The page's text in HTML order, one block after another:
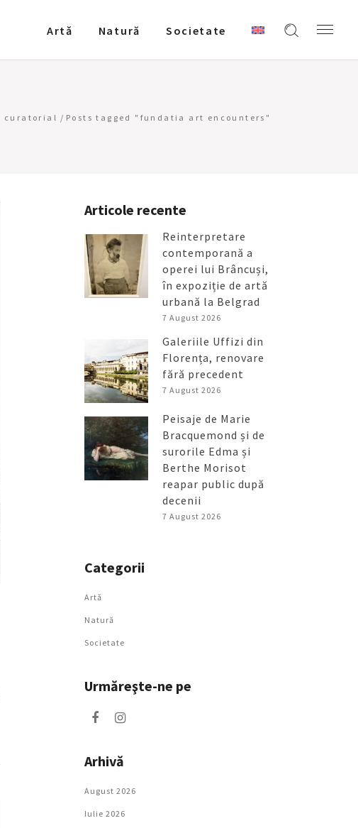
Artǎ Natură Societate
curatorial / Posts tagged "fundatia art encounters"
Articole recente
Reinterpretare
contemporană a
operei lui Brâncuși,
în expoziție de artă
urbană la Belgrad
7 August 2026
Galeriile Uffizi din
Florența, renovare
fără precedent
7 August 2026
Peisaje de Marie
Bracquemond și de
surorile Edma și
Berthe Morisot
reapar public după
decenii
7 August 2026
Categorii
Artǎ
Natură
Societate
Urmăreşte-ne pe
Arhivă
August 2026
Iulie 2026